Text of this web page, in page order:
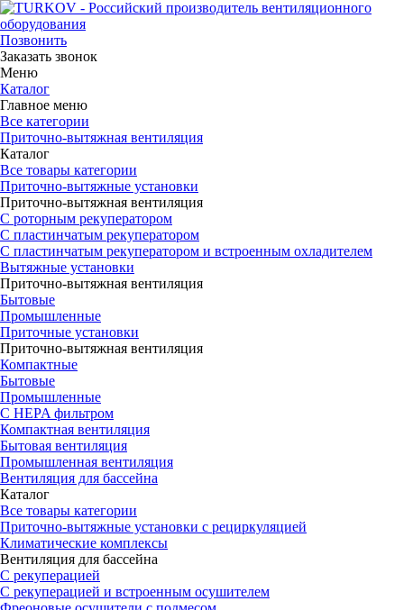
Позвонить
Заказать звонок
Меню
Каталог
Главное меню
Все категории
Приточно-вытяжная вентиляция
Каталог
Все товары категории
Приточно-вытяжные установки
Приточно-вытяжная вентиляция
С роторным рекуператором
С пластинчатым рекуператором
С пластинчатым рекуператором и встроенным охладителем
Вытяжные установки
Приточно-вытяжная вентиляция
Бытовые
Промышленные
Приточные установки
Приточно-вытяжная вентиляция
Компактные
Бытовые
Промышленные
С HEPA фильтром
Компактная вентиляция
Бытовая вентиляция
Промышленная вентиляция
Вентиляция для бассейна
Каталог
Все товары категории
Приточно-вытяжные установки с рециркуляцией
Климатические комплексы
Вентиляция для бассейна
С рекуперацией
С рекуперацией и встроенным осушителем